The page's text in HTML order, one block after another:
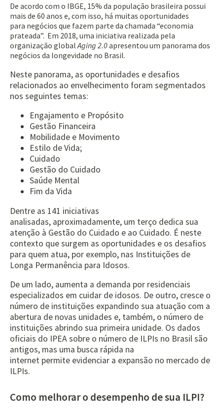
De acordo com o IBGE, 15% da população brasileira possui
mais de 60 anos e, com isso, há muitas oportunidades
para negócios que fazem parte da chamada “economia
prateada”. Em 2018, uma iniciativa realizada pela
organização global Aging 2.0apresentou um panorama dos
negócios da longevidade no Brasil.
Neste panorama, as oportunidades e desafios
relacionados ao envelhecimento foram segmentados
nos seguintes temas:
Engajamento e Propósito
Gestão Financeira
Mobilidade e Movimento
Estilo de Vida;
Cuidado
Gestão do Cuidado
Saúde Mental
Fim da Vida
Dentre as 141 iniciativas
analisadas, aproximadamente, um terço dedica sua
atenção à Gestão do Cuidado e ao Cuidado. É neste
contexto que surgem as oportunidades e os desafios
para quem atua, por exemplo, nas Instituições de
Longa Permanência para Idosos.
De um lado, aumenta a demanda por residenciais
especializados em cuidar de idosos. De outro, cresce o
número de instituições expandindo sua atuação com a
abertura de novas unidades e, também, o número de
instituições abrindo sua primeira unidade. Os dados
oficiais do IPEA sobre o número de ILPIs no Brasil são
antigos, mas uma busca rápida na
internet permite evidenciar a expansão no mercado de
ILPIs.
Como melhorar o desempenho de sua ILPI?